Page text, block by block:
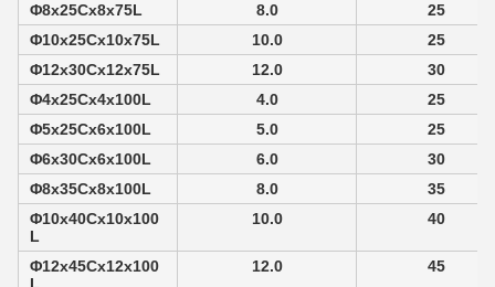
Φ8x25Cx8x75L
8.0
25
Φ10x25Cx10x75L
10.0
25
Φ12x30Cx12x75L
12.0
30
Φ4x25Cx4x100L
4.0
25
Φ5x25Cx6x100L
5.0
25
Φ6x30Cx6x100L
6.0
30
Φ8x35Cx8x100L
8.0
35
Φ10x40Cx10x100
L
10.0 40
Φ12x45Cx12x100
12.0 45